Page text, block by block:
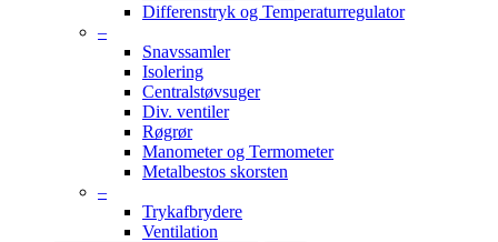
Differenstryk og Temperaturregulator
–
Snavssamler
Isolering
Centralstøvsuger
Div. ventiler
Røgrør
Manometer og Termometer
Metalbestos skorsten
–
Trykafbrydere
Ventilation